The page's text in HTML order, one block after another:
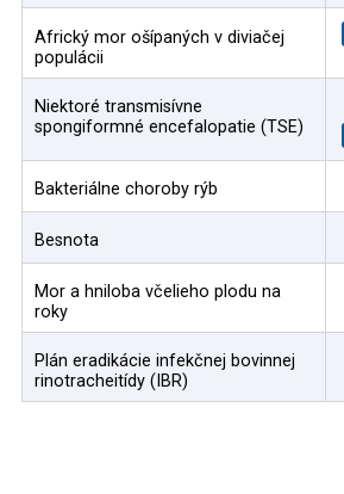
Africký mor ošípaných v diviačej
populácii
Niektoré transmisívne
spongiformné encefalopatie (TSE)
Bakteriálne choroby rýb
Besnota
Mor a hniloba včelieho plodu na
roky
Plán eradikácie infekčnej bovinnej
rinotracheitídy (IBR)